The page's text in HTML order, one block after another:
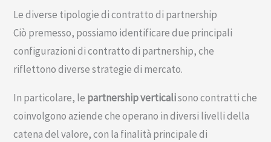
Le diverse tipologie di contratto di partnership
Ciò premesso, possiamo identificare due principali
configurazioni di contratto di partnership, che
riflettono diverse strategie di mercato.
In particolare, le partnership verticalisono contratti che
coinvolgono aziende che operano in diversi livelli della
catena del valore, con la finalità principale di